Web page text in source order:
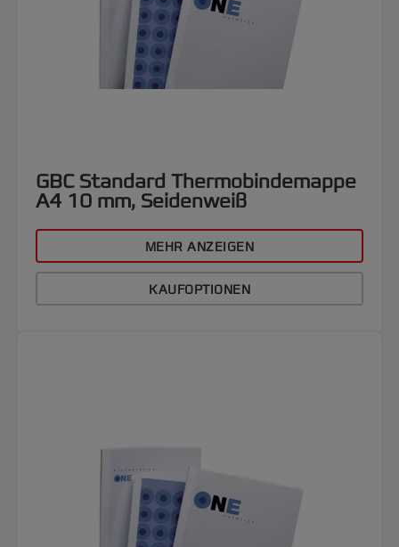
GBC Standard Thermobindemappe
A4 10 mm, Seidenweiß
MEHR ANZEIGEN
KAUFOPTIONEN